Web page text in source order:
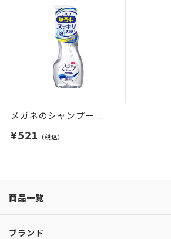
メガネのシャンプー ...
¥521 （税込）
商品一覧
ブランド